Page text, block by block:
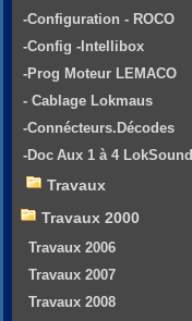
-Configuration - ROCO
-Config -Intellibox
-Prog Moteur LEMACO
- Cablage Lokmaus
-Connécteurs.Décodes
-Doc Aux 1 à 4 LokSound
Travaux
Travaux 2000
Travaux 2006
Travaux 2007
Travaux 2008